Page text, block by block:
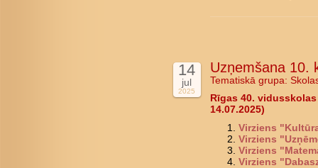
14
jul
2025
Uzņemšana 10.
Tematiskā grupa:
Rīgas 40.
14.07.2025)
Virziens
Virziens
Virziens
Virziens